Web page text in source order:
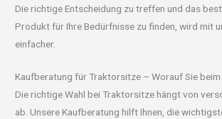
Die richtige Entscheidung zu treffen und das
Produkt für Ihre Bedürfnisse zu finden, wird mit
einfacher.
Kaufberatung für Traktorsitze – Worauf Sie
Die richtige Wahl bei Traktorsitze hängt von
ab. Unsere Kaufberatung hilft Ihnen, die